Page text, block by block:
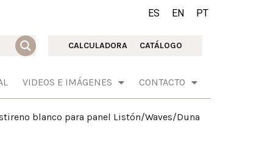
ES EN PT
CALCULADORA CATÁLOGO
VIDEOS E IMÁGENES CONTACTO
blanco para panel Listón/Waves/Duna